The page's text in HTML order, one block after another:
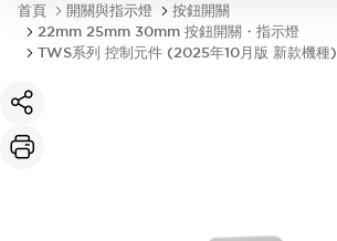
首頁 開關與指示燈
按鈕開關
22mm 25mm 30mm 按鈕開關・指示燈
TWS系列 控制元件 (2025年10月版 新款機種)